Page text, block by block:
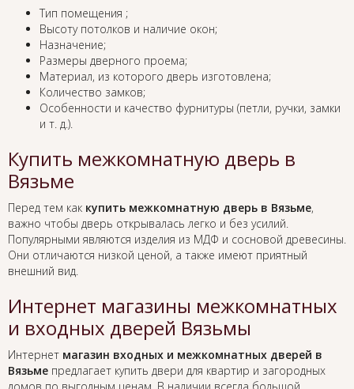
Тип помещения ;
Высоту потолков и наличие окон;
Назначение;
Размеры дверного проема;
Материал, из которого дверь изготовлена;
Количество замков;
Особенности и качество фурнитуры (петли, ручки, замки
и т. д.).
Купить межкомнатную дверь в
Вязьме
Перед тем как купить межкомнатную дверь в Вязьме,
важно чтобы дверь открывалась легко и без усилий.
Популярными являются изделия из МДФ и сосновой древесины.
Они отличаются низкой ценой, а также имеют приятный
внешний вид.
Интернет магазины межкомнатных
и входных дверей Вязьмы
Интернет магазин входных и межкомнатных дверей в
Вязьме предлагает купить двери для квартир и загородных